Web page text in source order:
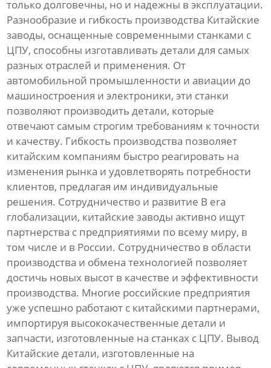
только долговечны, но и надежны в эксплуатации.
Разнообразие и гибкость производства Китайские
заводы, оснащенные современными станками с
ЦПУ, способны изготавливать детали для самых
разных отраслей и применения. От
автомобильной промышленности и авиации до
машиностроения и электроники, эти станки
позволяют производить детали, которые
отвечают самым строгим требованиям к точности
и качеству. Гибкость производства позволяет
китайским компаниям быстро реагировать на
изменения рынка и удовлетворять потребности
клиентов, предлагая им индивидуальные
решения. Сотрудничество и развитие В era
глобализации, китайские заводы активно ищут
партнерства с предприятиями по всему миру, в
том числе и в России. Сотрудничество в области
производства и обмена технологией позволяет
достичь новых высот в качестве и эффективности
производства. Многие российские предприятия
уже успешно работают с китайскими партнерами,
импортируя высококачественные детали и
запчасти, изготовленные на станках с ЦПУ. Вывод
Китайские детали, изготовленные на